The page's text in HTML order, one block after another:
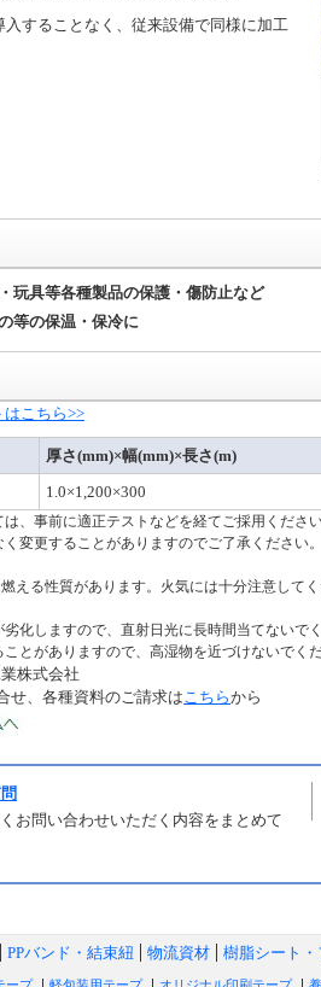
入することなく、従来設備で同様に加工
玩具等各種製品の保護・傷防止など
等の保温・保冷に
はこちら>>
厚さ(mm)×幅(mm)×長さ(m)
1.0×1,200×300
、事前に適正テストなどを経てご採用ください
変更することがありますのでご了承ください。
える性質があります。火気には十分注意してく
劣化しますので、直射日光に長時間当てないでく
ことがありますので、高湿物を近づけないでくだ
株式会社
せ、各種資料のご請求はこちらから
お問い合わせいただく内容をまとめて
PPバンド・結束紐 物流資材 樹脂シート・